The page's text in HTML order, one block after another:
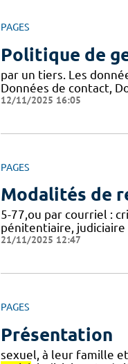
PAGES
Politique de
par un tiers. Les
Données de contact,
12/11/2025 16:05
PAGES
Modalités de
5-77,ou par courriel :
pénitentiaire, judiciaire
21/11/2025 12:47
PAGES
Présentation
sexuel, à leur famille